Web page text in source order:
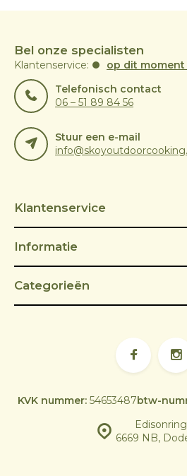
Bel onze specialisten
Klantenservice:
op dit
Telefonisch contact
06 – 51 89 84 56
Stuur een e-mail
Klantenservice
Informatie
Categorieën
6669 NB,
KVK nummer:54653487btw-